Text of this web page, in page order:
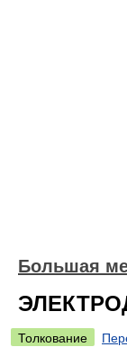
Большая
Толкование